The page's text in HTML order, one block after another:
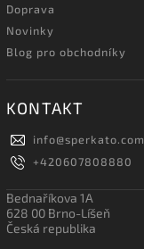
Doprava
Novinky
Blog pro obchodníky
KONTAKT
info@sperkato.com
+420607808880
Bednaříkova 1A
628 00 Brno-Líšeň
Česká republika